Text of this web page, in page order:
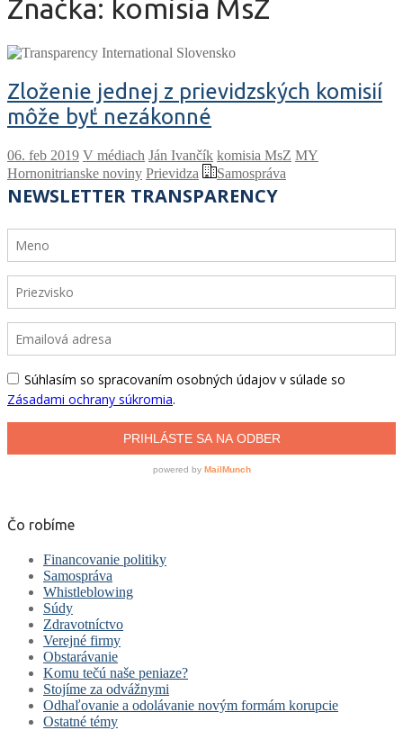
Značka: komisia MsZ
Zloženie jednej z prievidzských komisií
môže byť nezákonné
V médiach Ján Ivančík komisia MsZ MY
Hornonitrianske noviny Prievidza Samospráva
Čo robíme
Financovanie politiky
Samospráva
Whistleblowing
Súdy
Zdravotníctvo
Verejné firmy
Obstarávanie
Komu tečú naše peniaze?
Stojíme za odvážnymi
Odhaľovanie a odolávanie novým formám korupcie
Ostatné témy